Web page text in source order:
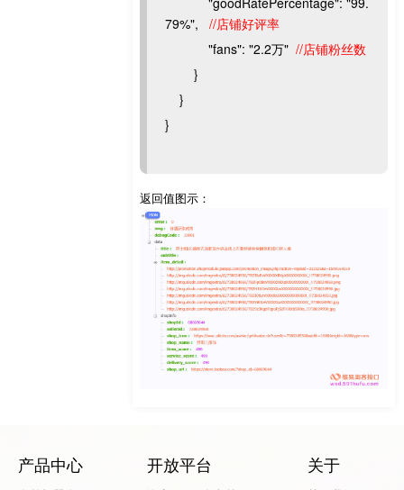
79%",
//店铺好评率
"fans": "2.2万" //店铺粉丝数
}
}
}
返回值图示：
产品中心 开放平台 关于